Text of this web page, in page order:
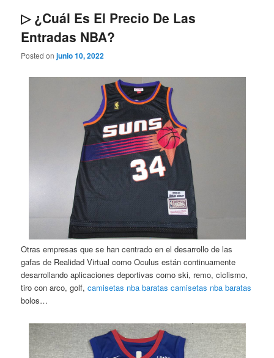
▷ ¿Cuál Es El Precio De Las
Entradas NBA?
Posted onjunio 10, 2022
Otras empresas que se han centrado en el desarrollo de las
gafas de Realidad Virtual como Oculus están continuamente
desarrollando aplicaciones deportivas como ski, remo, ciclismo,
tiro con arco, golf,camisetas nba baratas camisetas nba baratas
bolos…